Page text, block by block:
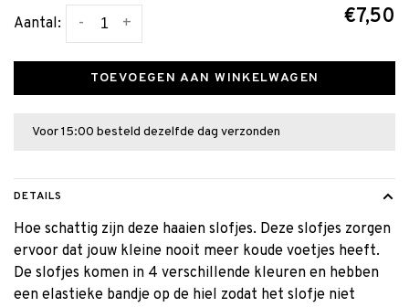
Aantal: +
- €7,50
TOEVOEGEN AAN WINKELWAGEN
Voor 15:00 besteld dezelfde dag verzonden
DETAILS
Hoe schattig zijn deze haaien slofjes. Deze slofjes zorgen
ervoor dat jouw kleine nooit meer koude voetjes heeft.
De slofjes komen in 4 verschillende kleuren en hebben
een elastieke bandje op de hiel zodat het slofje niet